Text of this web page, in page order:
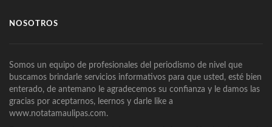
NOSOTROS
Somos un equipo de profesionales del periodismo de nivel que
buscamos brindarle servicios informativos para que usted, esté bien
enterado, de antemano le agradecemos su confianza y le damos las
gracias por aceptarnos, leernos y darle like a
www.notatamaulipas.com.